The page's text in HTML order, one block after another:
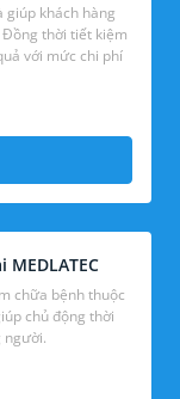
giúp khách hàng
thời tiết kiệm
chữa bệnh thuộc
chủ động thời
đông người.